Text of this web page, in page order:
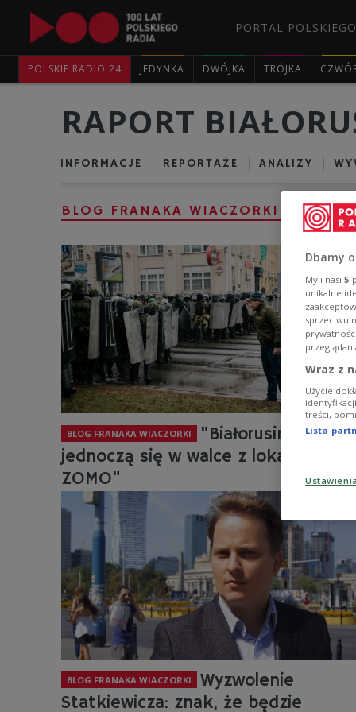
PORTAL
POLSKIE RADIO 24 JEDYNKA DWÓJKA TRÓJKA
RAPORT
INFORMACJE REPORTAŻE ANALIZY
BLOG FRANAKA WIACZORKI
BLOG FRANAKA WIACZORKI
"Białorusini
jednoczą się w walce z lokalnym
ZOMO"
BLOG FRANAKA WIACZORKI
Wyzwolenie
Statkiewicza: znak, że będzie
Dbamy
My i nasi 5
unikalne
sprzeciwu
Wraz z
Użycie
treści,
Lista